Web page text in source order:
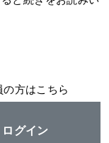
の方はこちら
ログイン